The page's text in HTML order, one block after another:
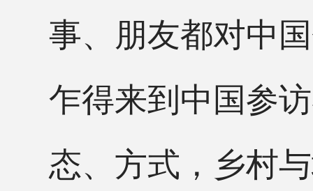
事、朋友都对中
乍得来到中国参
态、方式，乡村